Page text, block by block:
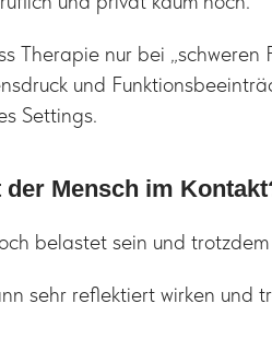
Therapie nur bei
und
Settings.
Mensch im
belastet sein und
sehr reflektiert wirken